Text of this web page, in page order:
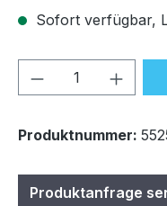
Sofort verfügbar,
Produkt
Produktnummer:
Produktanfrage